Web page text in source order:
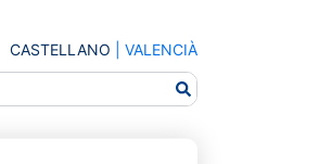
CASTELLANO VALENCIÀ